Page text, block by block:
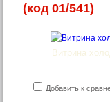
(код 01/541)
Витрина
Добавить к